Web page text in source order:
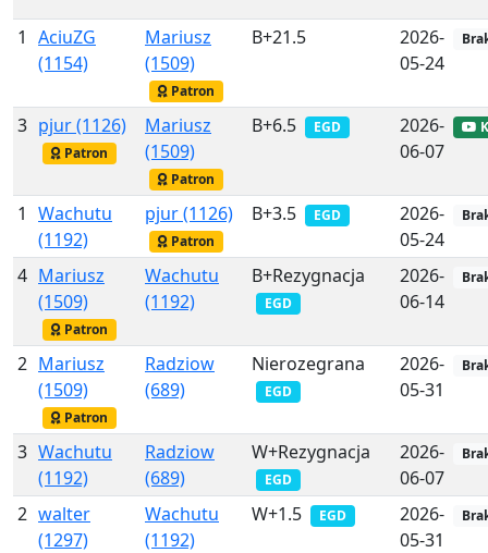
1 AciuZG
(1154)
Mariusz
(1509)
Patron
B+21.5
2026-
05-24
3 pjur (1126)
Patron
Mariusz
(1509)
Patron
B+6.5 EGD
2026-
06-07
1 Wachutu
(1192)
pjur (1126)
Patron
B+3.5 EGD
2026-
05-24
4 Mariusz
(1509)
Patron
Wachutu
(1192)
B+Rezygnacja
EGD
2026-
06-14
2 Mariusz
(1509)
Patron
Radziow
(689)
Nierozegrana
EGD
2026-
05-31
3 Wachutu
(1192)
Radziow
(689)
W+Rezygnacja
EGD
2026-
06-07
2 walter
(1297)
Wachutu
(1192)
W+1.5 EGD
2026-
05-31